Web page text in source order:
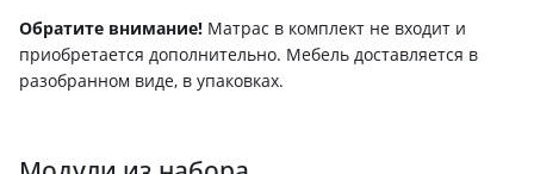
Обратите внимание! Матрас в комплект не входит и
приобретается дополнительно. Мебель доставляется в
разобранном виде, в упаковках.